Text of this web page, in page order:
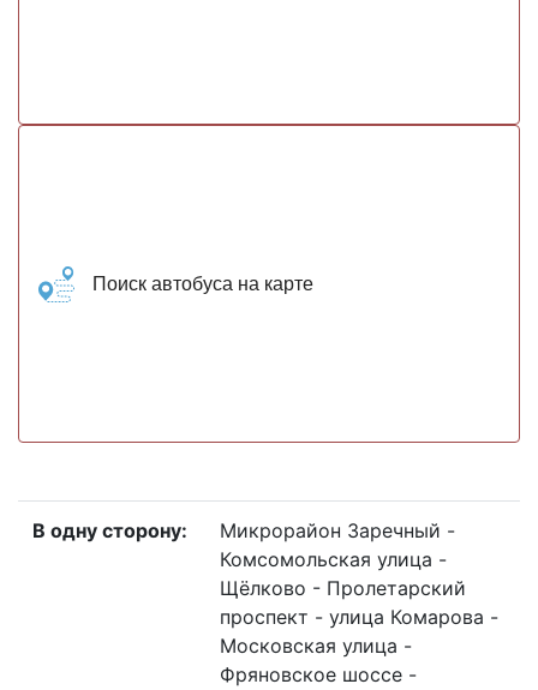
Поиск автобуса на карте
В одну сторону:
Микрорайон Заречный -
Комсомольская улица -
Щёлково - Пролетарский
проспект - улица Комарова -
Московская улица -
Фряновское шоссе -